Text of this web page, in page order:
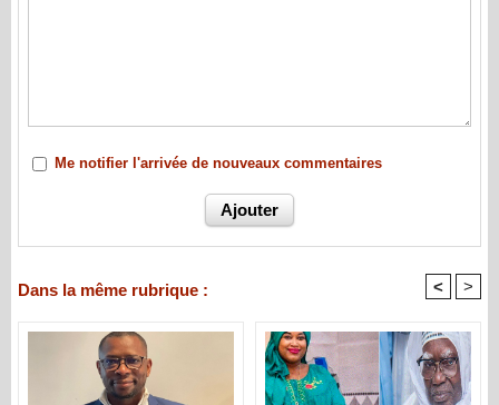
Me notifier l'arrivée de nouveaux commentaires
Dans la même rubrique : < >